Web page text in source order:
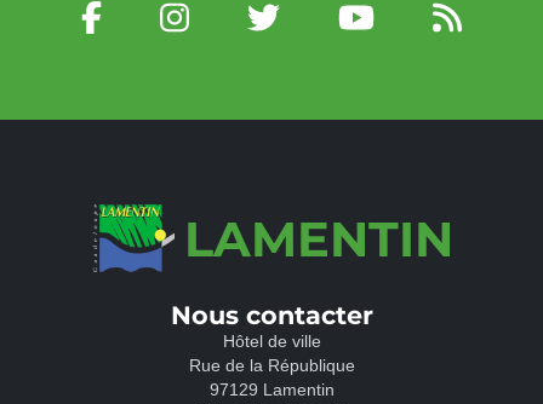
LAMENTIN
Nous contacter
Hôtel de ville
Rue de la République
97129 Lamentin